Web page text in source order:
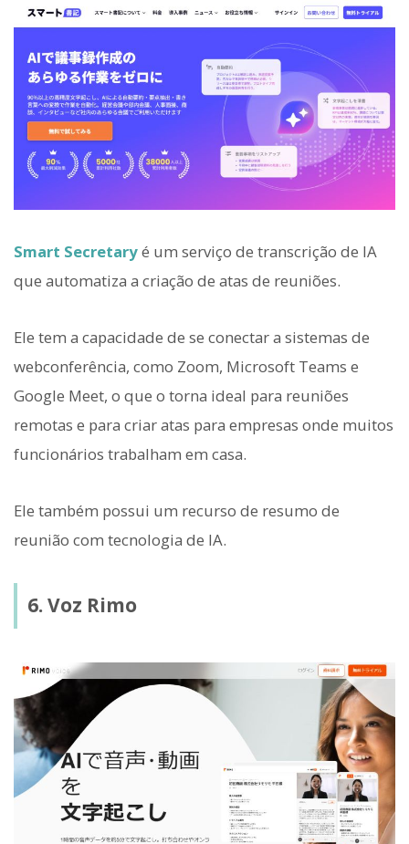
Smart Secretaryé um serviço de transcrição de IA
que automatiza a criação de atas de reuniões.
Ele tem a capacidade de se conectar a sistemas de
webconferência, como Zoom, Microsoft Teams e
Google Meet, o que o torna ideal para reuniões
remotas e para criar atas para empresas onde muitos
funcionários trabalham em casa.
Ele também possui um recurso de resumo de
reunião com tecnologia de IA.
6. Voz Rimo